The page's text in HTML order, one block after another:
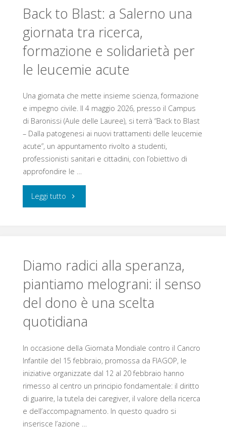
Battipaglia
la
prima
tappa
del
viaggio
di
che
pedala
cancro
tra
dolore,
coraggio
Back to Blast: a Salerno una
giornata tra ricerca,
formazione e solidarietà per
le leucemie acute
Una giornata che mette insieme scienza, formazione
e impegno civile. Il 4 maggio 2026, presso il Campus
di Baronissi (Aule delle Lauree), si terrà “Back to Blast
– Dalla patogenesi ai nuovi trattamenti delle leucemie
acute”, un appuntamento rivolto a studenti,
professionisti sanitari e cittadini, con l’obiettivo di
approfondire le …
Leggi tutto "Back
a
Salerno
una
giornata
tra
ricerca,
formazione
e
Diamo radici alla speranza,
piantiamo melograni: il senso
del dono è una scelta
quotidiana
In occasione della Giornata Mondiale contro il Cancro
Infantile del 15 febbraio, promossa da FIAGOP, le
iniziative organizzate dal 12 al 20 febbraio hanno
rimesso al centro un principio fondamentale: il diritto
di guarire, la tutela dei caregiver, il valore della ricerca
e dell’accompagnamento. In questo quadro si
inserisce l’azione …